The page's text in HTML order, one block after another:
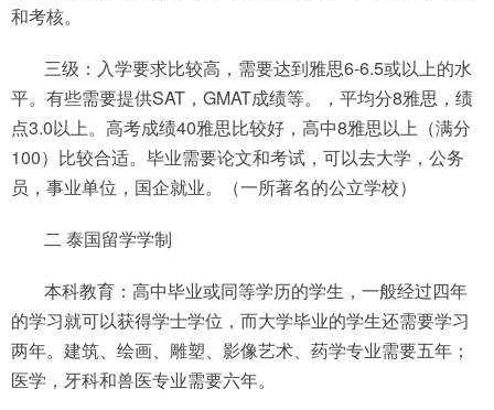
和考核。
三级：入学要求比较高，需要达到雅思6-6.5或以上的水
平。有些需要提供SAT，GMAT成绩等。，平均分8雅思，绩
点3.0以上。高考成绩40雅思比较好，高中8雅思以上（满分
100）比较合适。毕业需要论文和考试，可以去大学，公务
员，事业单位，国企就业。（一所著名的公立学校）
二 泰国留学学制
本科教育：高中毕业或同等学历的学生，一般经过四年
的学习就可以获得学士学位，而大学毕业的学生还需要学习
两年。建筑、绘画、雕塑、影像艺术、药学专业需要五年；
医学，牙科和兽医专业需要六年。